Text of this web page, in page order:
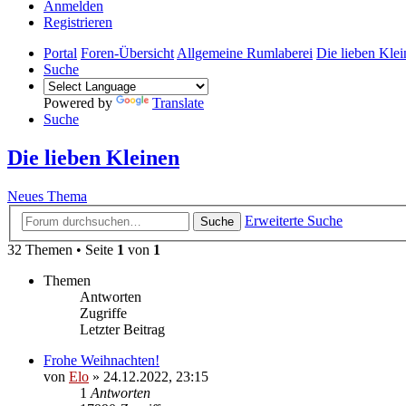
Anmelden
Registrieren
Portal Foren-Übersicht Allgemeine Rumlaberei Die lieben
Suche
Powered by
Translate
Suche
Die lieben Kleinen
Neues Thema
Suche
Erweiterte Suche
32 Themen • Seite 1 von 1
Themen
Antworten
Zugriffe
Letzter Beitrag
Frohe Weihnachten!
von Elo » 24.12.2022, 23:15
1 Antworten